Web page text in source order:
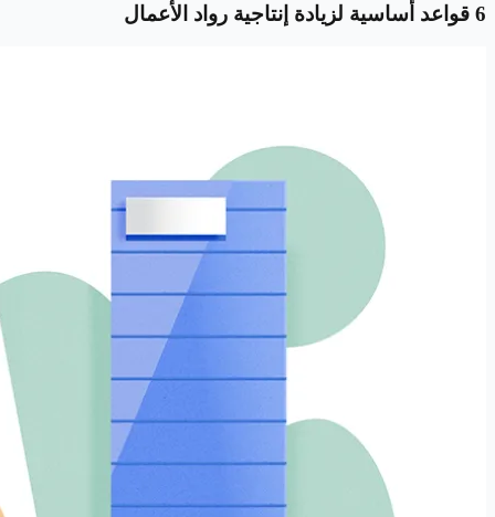
6 قواعد أساسية لزيادة إنتاجية رواد الأعمال